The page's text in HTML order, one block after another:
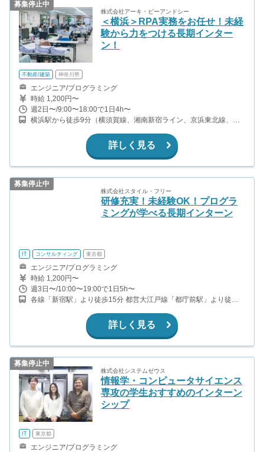
募集停止中
株式会社アーキ・ピーアンドシー
＜横浜＞RPA実務をお任せ！未経
験から力をつける長期インター
ン！
不動産/建築 神奈川県
エンジニア/プログラミング
時給 1,200円〜
週2日〜/9:00〜18:00で1日4h〜
横浜駅から徒歩9分（横須賀線、湘南新宿ライン、京浜東北線、横
詳しく見る
募集停止中
株式会社スタイル・フリー
研修充実！未経験OK！プログラ
ミングが学べる長期インターン
IT コンサルティング 東京都
エンジニア/プログラミング
時給 1,200円〜
週3日〜/10:00〜19:00で1日5h〜
各線「新宿駅」より徒歩15分 都営大江戸線「都庁前駅」より徒歩5
詳しく見る
募集停止中
株式会社システムゼウス
情報学・コンピュータサイエンス
専攻の学生おすすめのインターン
シップ
IT 東京都
エンジニア/プログラミング